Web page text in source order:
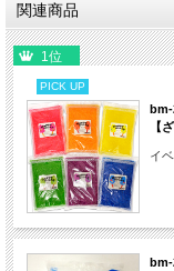
関連商品
1位
PICK UP
【
イ